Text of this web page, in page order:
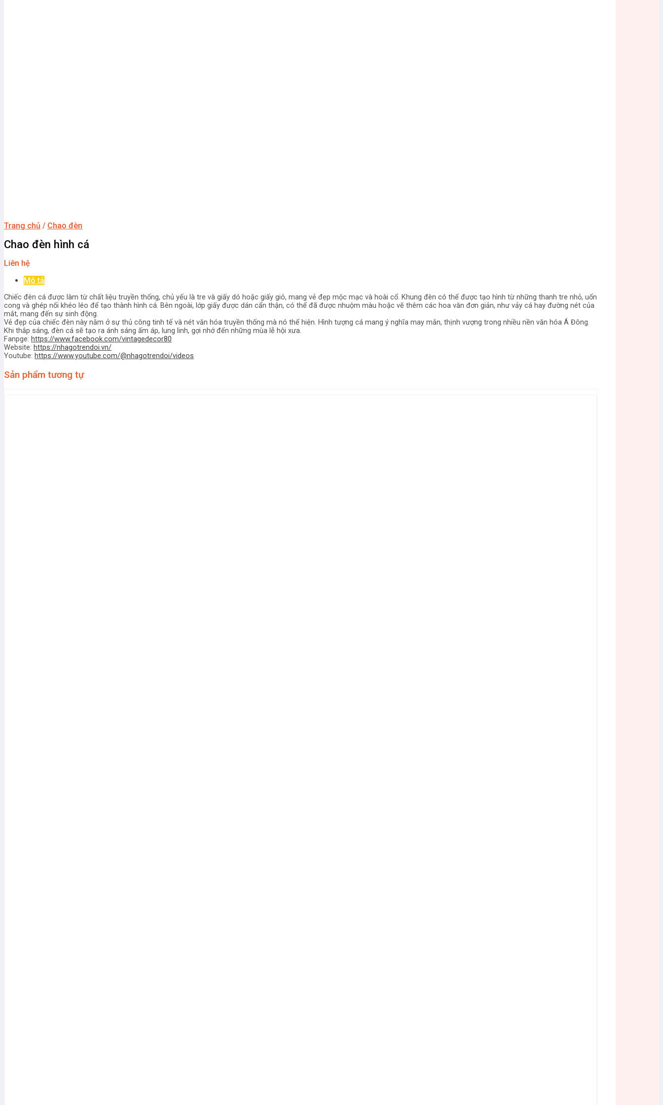
Trang chủ / Chao đèn
Chao đèn hình cá
Liên hệ
Mô tả
Chiếc đèn cá được làm từ chất liệu truyền thống, chủ yếu là tre và giấy dó hoặc giấy gió, mang vẻ đẹp mộc mạc và hoài cổ. Khung đèn có thể được tạo hình từ những thanh tre nhỏ, uốn
cong và ghép nối khéo léo để tạo thành hình cá. Bên ngoài, lớp giấy được dán cẩn thận, có thể đã được nhuộm màu hoặc vẽ thêm các hoa văn đơn giản, như vảy cá hay đường nét của
mắt, mang đến sự sinh động.
Vẻ đẹp của chiếc đèn này nằm ở sự thủ công tinh tế và nét văn hóa truyền thống mà nó thể hiện. Hình tượng cá mang ý nghĩa may mắn, thịnh vượng trong nhiều nền văn hóa Á Đông.
Khi thắp sáng, đèn cá sẽ tạo ra ánh sáng ấm áp, lung linh, gợi nhớ đến những mùa lễ hội xưa.
Fanpge: https://www.facebook.com/vintagedecor80
Website: https://nhagotrendoi.vn/
Youtube: https://www.youtube.com/@nhagotrendoi/videos
Sản phẩm tương tự